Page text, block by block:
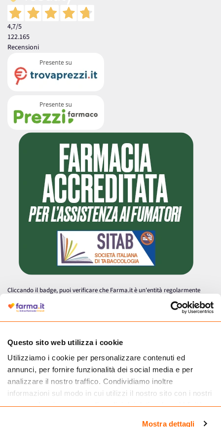
Questo sito web utilizza i cookie
Utilizziamo i cookie per personalizzare contenuti ed
annunci, per fornire funzionalità dei social media e per
analizzare il nostro traffico. Condividiamo inoltre
informazioni sul modo in cui utilizzi il nostro sito con i nostri
partner che si occupano di analisi dei dati web, pubblicità e
Mostra dettagli
4,7/5
122.165
Recensioni
Cliccando il badge, puoi verificare che Farma.it è un'entità regolarmente
autorizzata dal Ministero della Salute a effettuare la vendita online di
medicinali.